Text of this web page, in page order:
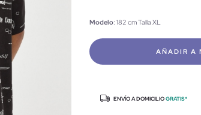
Modelo: 182 cm Talla XL
AÑADIR A
ENVÍO A DOMICILIOGRATIS*